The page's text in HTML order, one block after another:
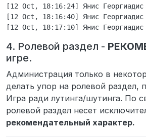
[12 Oct, 18:16:24] Янис
[12 Oct, 18:16:40] Янис
4. Ролевой раздел -
игре.
Администрация только в
делать упор на ролевой раздел,
Игра ради лутинга/шутинга. По
ролевой раздел несет
рекомендательный характер.